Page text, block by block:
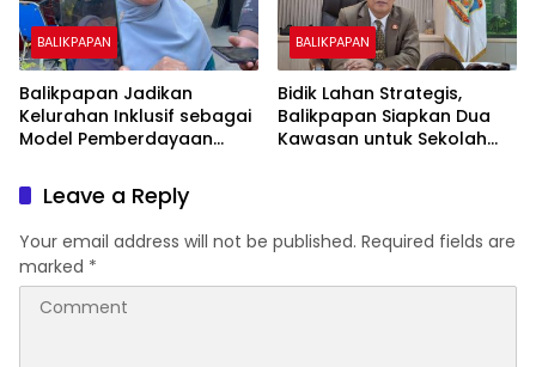
BALIKPAPAN
Balikpapan Jadikan
Kelurahan Inklusif sebagai
Model Pemberdayaan
BALIKPAPAN
Bidik Lahan Strategis,
Balikpapan Siapkan Dua
Kawasan untuk Sekolah
Leave a Reply
Your email address will not be published. Required fields are
marked *